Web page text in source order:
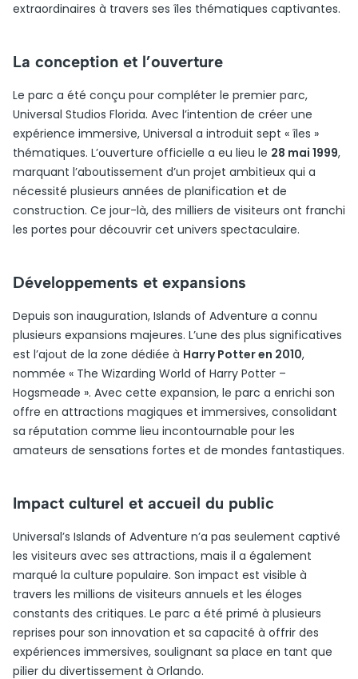
extraordinaires à travers ses îles thématiques captivantes.
La conception et l’ouverture
Le parc a été conçu pour compléter le premier parc,
Universal Studios Florida. Avec l’intention de créer une
expérience immersive, Universal a introduit sept « îles »
thématiques. L’ouverture officielle a eu lieu le 28 mai 1999,
marquant l’aboutissement d’un projet ambitieux qui a
nécessité plusieurs années de planification et de
construction. Ce jour-là, des milliers de visiteurs ont franchi
les portes pour découvrir cet univers spectaculaire.
Développements et expansions
Depuis son inauguration, Islands of Adventure a connu
plusieurs expansions majeures. L’une des plus significatives
est l’ajout de la zone dédiée à Harry Potter en 2010,
nommée « The Wizarding World of Harry Potter –
Hogsmeade ». Avec cette expansion, le parc a enrichi son
offre en attractions magiques et immersives, consolidant
sa réputation comme lieu incontournable pour les
amateurs de sensations fortes et de mondes fantastiques.
Impact culturel et accueil du public
Universal’s Islands of Adventure n’a pas seulement captivé
les visiteurs avec ses attractions, mais il a également
marqué la culture populaire. Son impact est visible à
travers les millions de visiteurs annuels et les éloges
constants des critiques. Le parc a été primé à plusieurs
reprises pour son innovation et sa capacité à offrir des
expériences immersives, soulignant sa place en tant que
pilier du divertissement à Orlando.